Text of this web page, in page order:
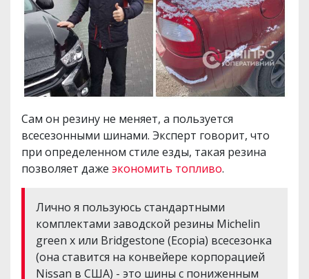
Сам он резину не меняет, а пользуется
всесезонными шинами. Эксперт говорит, что
при определенном стиле езды, такая резина
позволяет даже экономить топливо.
Лично я пользуюсь стандартными
комплектами заводской резины Michelin
green х или Bridgestone (Ecopia) всесезонка
(она ставится на конвейере корпорацией
Nissan в США) - это шины с пониженным